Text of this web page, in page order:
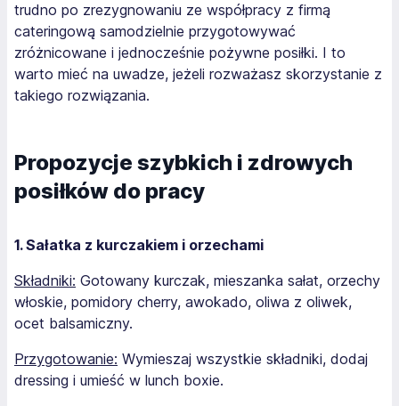
trudno po zrezygnowaniu ze współpracy z firmą
cateringową samodzielnie przygotowywać
zróżnicowane i jednocześnie pożywne posiłki. I to
warto mieć na uwadze, jeżeli rozważasz skorzystanie z
takiego rozwiązania.
Propozycje szybkich i zdrowych
posiłków do pracy
1. Sałatka z kurczakiem i orzechami
Składniki: Gotowany kurczak, mieszanka sałat, orzechy
włoskie, pomidory cherry, awokado, oliwa z oliwek,
ocet balsamiczny.
Przygotowanie: Wymieszaj wszystkie składniki, dodaj
dressing i umieść w lunch boxie.